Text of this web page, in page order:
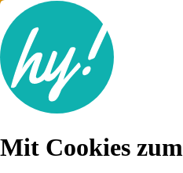
Lebenslauf
Mit Cookies